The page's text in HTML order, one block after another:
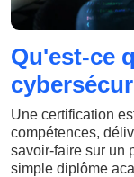
Qu'est-ce
Une certification
compétences,
savoir-faire sur un
simple diplôme